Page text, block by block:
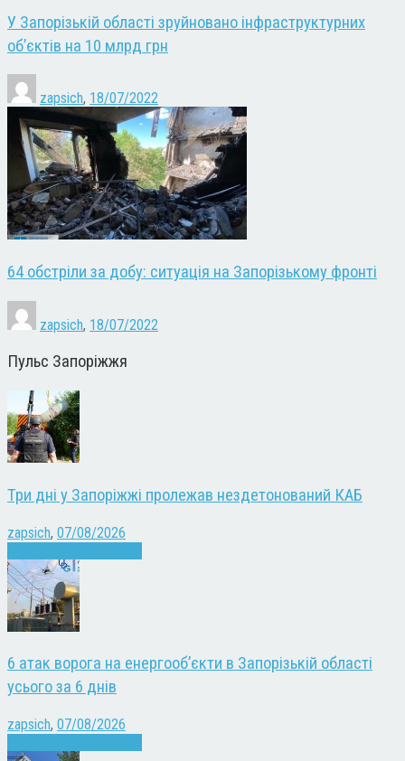
У Запорізькій області зруйновано інфраструктурних
об’єктів на 10 млрд грн
zapsich, 18/07/2022
64 обстріли за добу: ситуація на Запорізькому фронті
zapsich, 18/07/2022
Пульс Запоріжжя
Три дні у Запоріжжі пролежав нездетонований КАБ
zapsich, 07/08/2026
6 атак ворога на енергооб’єкти в Запорізькій області
усього за 6 днів
zapsich, 07/08/2026